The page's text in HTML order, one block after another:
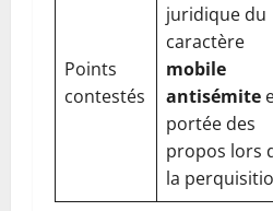
Points
contestés
juridique du
caractère
mobile
antisémite
portée des
propos lors
la